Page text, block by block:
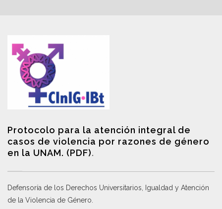
Protocolo para la atención integral de
casos de violencia por razones de género
en la UNAM. (PDF).
Defensoría de los Derechos Universitarios, Igualdad y Atención
de la Violencia de Género